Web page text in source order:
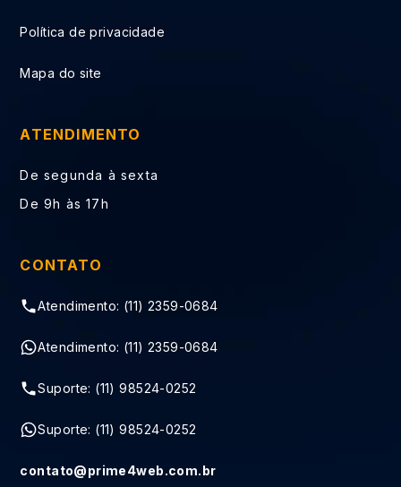
Política de privacidade
Mapa do site
ATENDIMENTO
De segunda à sexta
De 9h às 17h
CONTATO
Atendimento: (11) 2359-0684
Atendimento: (11) 2359-0684
Suporte: (11) 98524-0252
Suporte: (11) 98524-0252
contato@prime4web.com.br